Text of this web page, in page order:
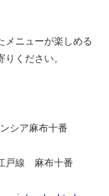
メニューが楽しめる
ください。
シア麻布十番
戸線 麻布十番